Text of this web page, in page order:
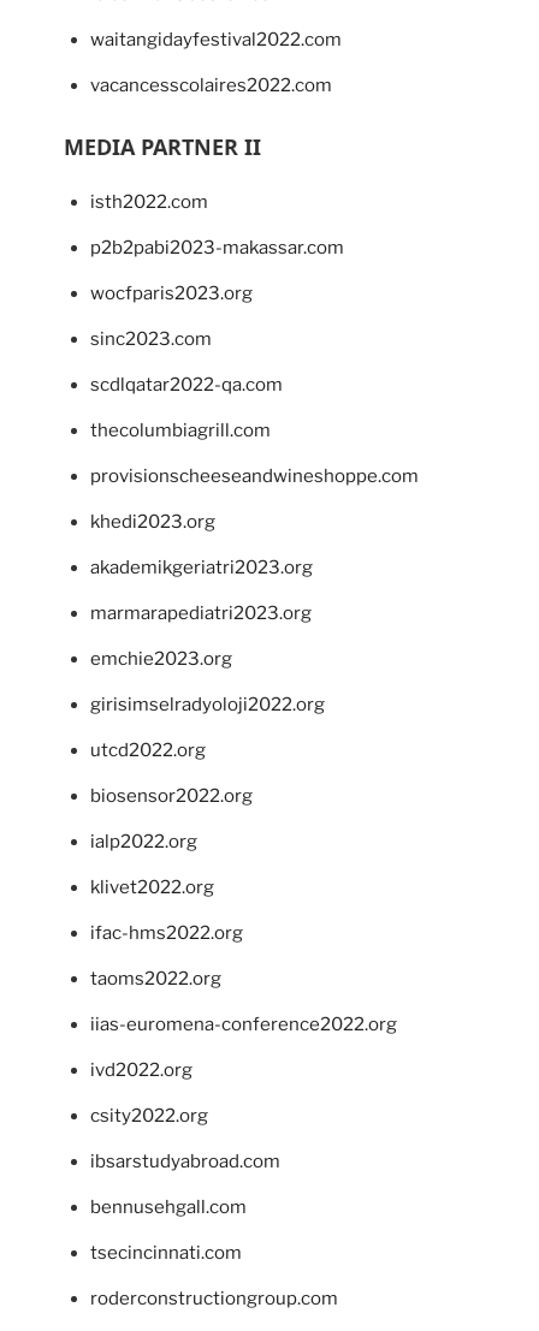
waitangidayfestival2022.com
vacancesscolaires2022.com
MEDIA PARTNER II
isth2022.com
p2b2pabi2023-makassar.com
wocfparis2023.org
sinc2023.com
scdlqatar2022-qa.com
thecolumbiagrill.com
provisionscheeseandwineshoppe.com
khedi2023.org
akademikgeriatri2023.org
marmarapediatri2023.org
emchie2023.org
girisimselradyoloji2022.org
utcd2022.org
biosensor2022.org
ialp2022.org
klivet2022.org
ifac-hms2022.org
taoms2022.org
iias-euromena-conference2022.org
ivd2022.org
csity2022.org
ibsarstudyabroad.com
bennusehgall.com
tsecincinnati.com
roderconstructiongroup.com